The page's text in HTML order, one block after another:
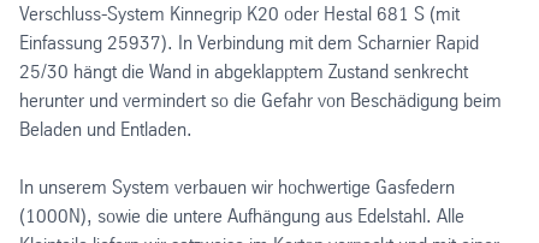
Verschluss-System Kinnegrip K20 oder Hestal 681 S (mit
Einfassung 25937). In Verbindung mit dem Scharnier Rapid
25/30 hängt die Wand in abgeklapptem Zustand senkrecht
herunter und vermindert so die Gefahr von Beschädigung beim
Beladen und Entladen.
In unserem System verbauen wir hochwertige Gasfedern
(1000N), sowie die untere Aufhängung aus Edelstahl. Alle